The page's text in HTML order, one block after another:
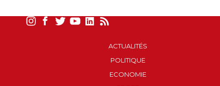
ACTUALITÉS
POLITIQUE
ECONOMIE